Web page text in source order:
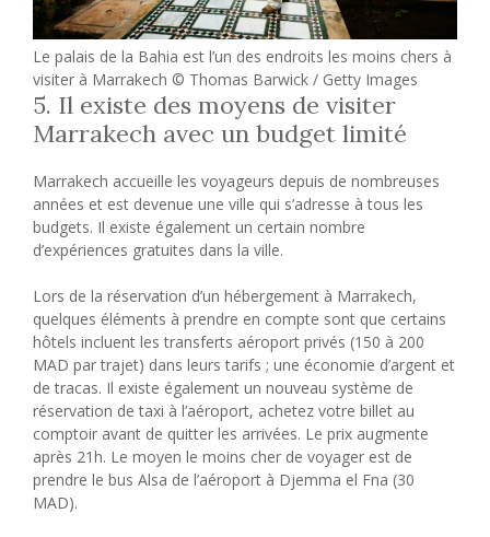
Le palais de la Bahia est l’un des endroits les moins chers à
visiter à Marrakech © Thomas Barwick / Getty Images
5. Il existe des moyens de visiter
Marrakech avec un budget limité
Marrakech accueille les voyageurs depuis de nombreuses
années et est devenue une ville qui s’adresse à tous les
budgets. Il existe également un certain nombre
d’expériences gratuites dans la ville.
Lors de la réservation d’un hébergement à Marrakech,
quelques éléments à prendre en compte sont que certains
hôtels incluent les transferts aéroport privés (150 à 200
MAD par trajet) dans leurs tarifs ; une économie d’argent et
de tracas. Il existe également un nouveau système de
réservation de taxi à l’aéroport, achetez votre billet au
comptoir avant de quitter les arrivées. Le prix augmente
après 21h. Le moyen le moins cher de voyager est de
prendre le bus Alsa de l’aéroport à Djemma el Fna (30
MAD).